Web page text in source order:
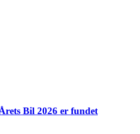
Bil 2026 er fundet